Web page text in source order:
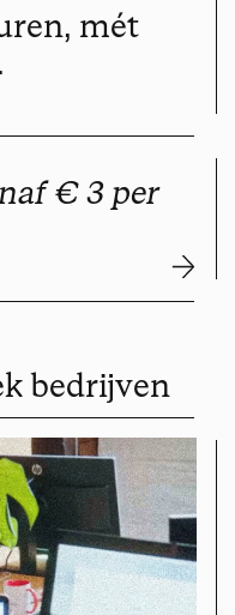
mét
€ 3 per
bedrijven